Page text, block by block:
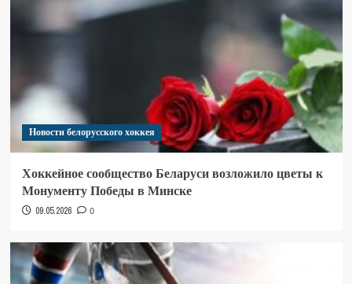
Новости белорусского хоккея
Хоккейное сообщество Беларуси возложило цветы к
Монументу Победы в Минске
09.05.2026 0